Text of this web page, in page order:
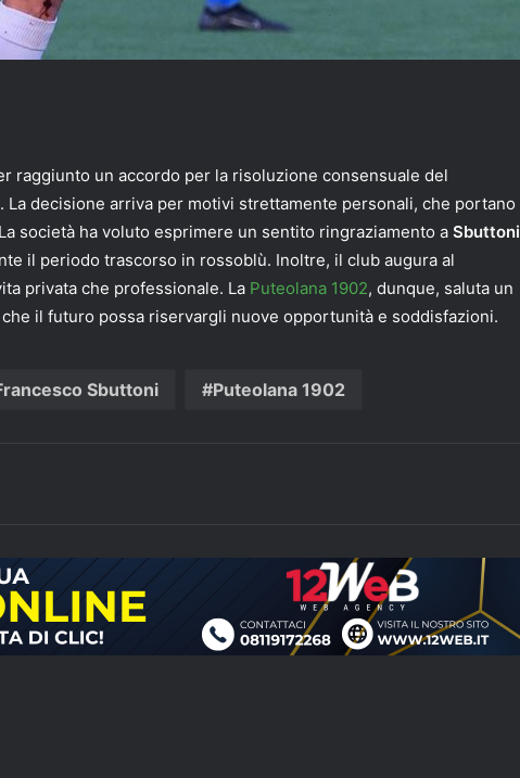
raggiunto un accordo per la risoluzione consensuale del
. La decisione arriva per motivi strettamente personali, che portano
società ha voluto esprimere un sentito ringraziamento a Sbuttoni
il periodo trascorso in rossoblù. Inoltre, il club augura al
privata che professionale. La Puteolana 1902, dunque, saluta un
il futuro possa riservargli nuove opportunità e soddisfazioni.
Sbuttoni Puteolana 1902